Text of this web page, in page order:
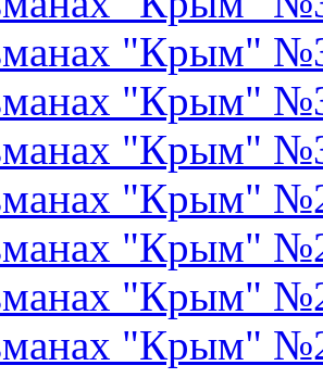
"Крым"
"Крым"
"Крым"
"Крым"
"Крым"
"Крым"
"Крым"